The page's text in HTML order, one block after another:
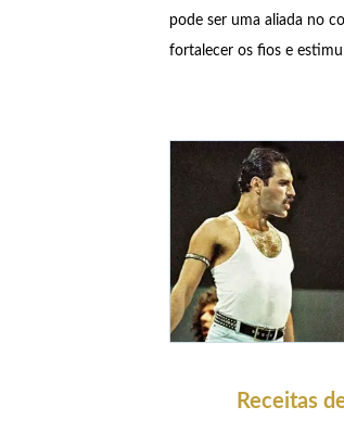
pode ser uma aliada no
fortalecer os fios e
Receitas